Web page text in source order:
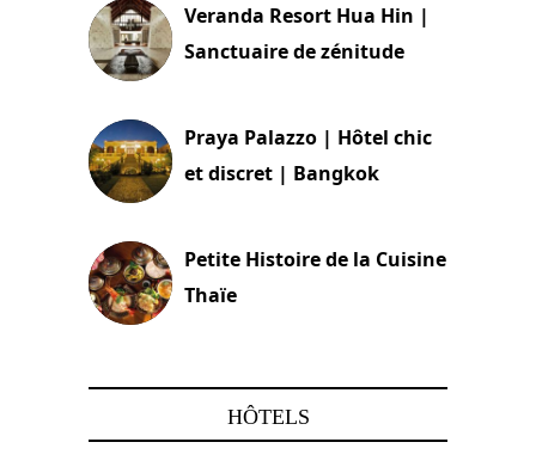
Veranda Resort Hua Hin |
Sanctuaire de zénitude
Praya Palazzo | Hôtel chic
et discret | Bangkok
Petite Histoire de la Cuisine
Thaïe
HÔTELS